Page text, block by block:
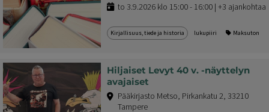
to 3.9.2026 klo 15:00 - 16:00 | +3 ajankohtaa
Kirjallisuus, tiede ja historia lukupiiri Maksuton
Hiljaiset Levyt 40 v. -näyttelyn
avajaiset
Pääkirjasto Metso, Pirkankatu 2, 33210
Tampere